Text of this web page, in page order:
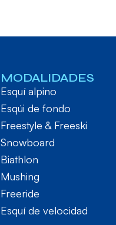
MODALIDADES
Esquí alpino
Esqúi de fondo
Freestyle & Freeski
Snowboard
Biathlon
Mushing
Freeride
Esquí de velocidad